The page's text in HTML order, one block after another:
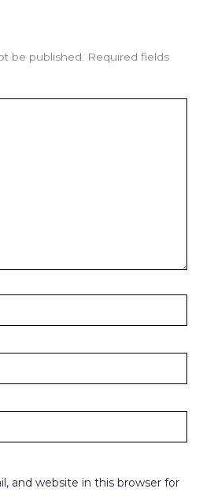
be published.
Required fields
and website in this browser for